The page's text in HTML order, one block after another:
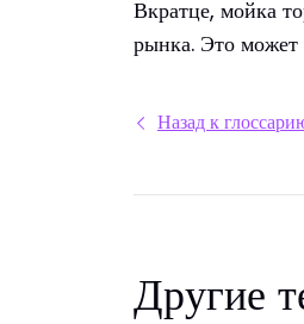
Вкратце, мойка
рынка. Это может
Назад к
Другие